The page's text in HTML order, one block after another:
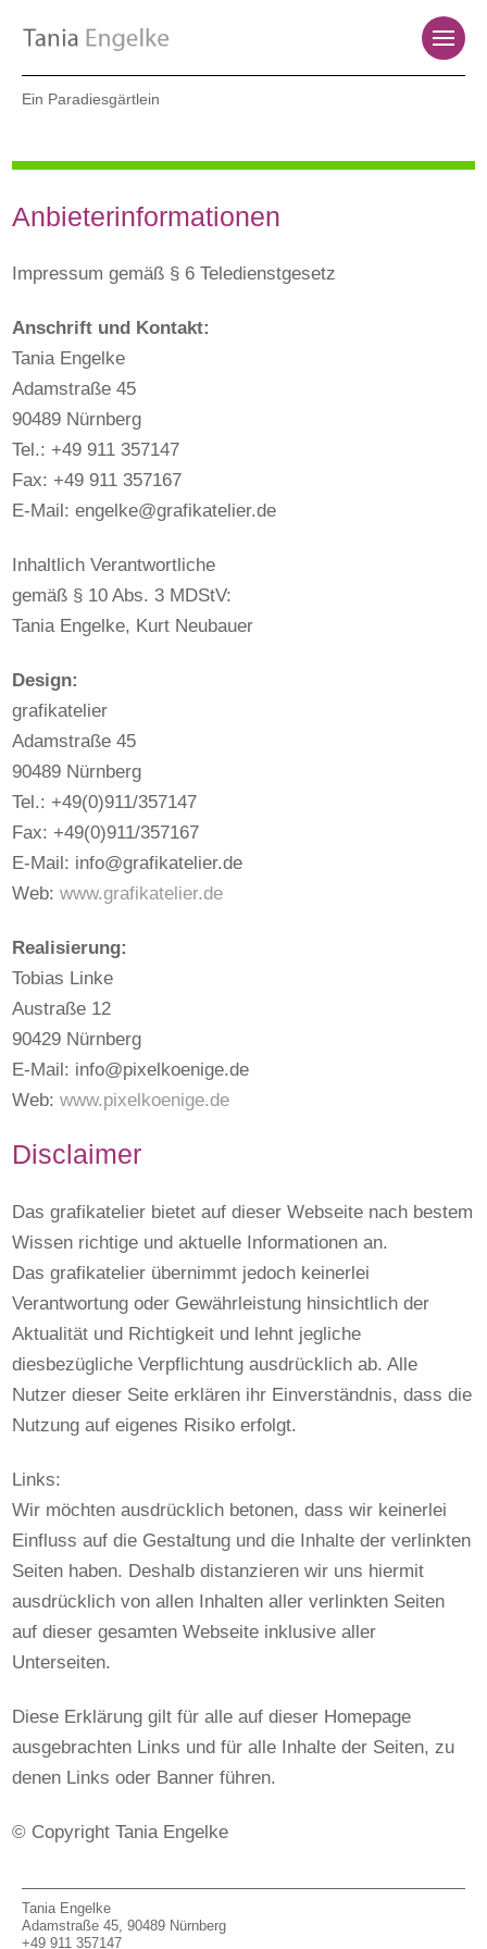
Ein Paradiesgärtlein
Anbieterinformationen
Impressum gemäß § 6 Teledienstgesetz
Anschrift und Kontakt:
Tania Engelke
Adamstraße 45
90489 Nürnberg
Tel.: +49 911 357147
Fax: +49 911 357167
E-Mail:engelke@grafikatelier.de
Inhaltlich Verantwortliche
gemäß § 10 Abs. 3 MDStV:
Tania Engelke, Kurt Neubauer
Design:
grafikatelier
Adamstraße 45
90489 Nürnberg
Tel.: +49(0)911/357147
Fax: +49(0)911/357167
E-Mail: info@grafikatelier.de
Web:www.grafikatelier.de
Realisierung:
Tobias Linke
Austraße 12
90429 Nürnberg
E-Mail: info@pixelkoenige.de
Web:www.pixelkoenige.de
Disclaimer
Das grafikatelier bietet auf dieser Webseite nach bestem
Wissen richtige und aktuelle Informationen an.
Das grafikatelier übernimmt jedoch keinerlei
Verantwortung oder Gewährleistung hinsichtlich der
Aktualität und Richtigkeit und lehnt jegliche
diesbezügliche Verpflichtung ausdrücklich ab. Alle
Nutzer dieser Seite erklären ihr Einverständnis, dass die
Nutzung auf eigenes Risiko erfolgt.
Links:
Wir möchten ausdrücklich betonen, dass wir keinerlei
Einfluss auf die Gestaltung und die Inhalte der verlinkten
Seiten haben. Deshalb distanzieren wir uns hiermit
ausdrücklich von allen Inhalten aller verlinkten Seiten
auf dieser gesamten Webseite inklusive aller
Unterseiten.
Diese Erklärung gilt für alle auf dieser Homepage
ausgebrachten Links und für alle Inhalte der Seiten, zu
denen Links oder Banner führen.
© Copyright Tania Engelke
Tania Engelke
Adamstraße 45, 90489 Nürnberg
+49 911 357147